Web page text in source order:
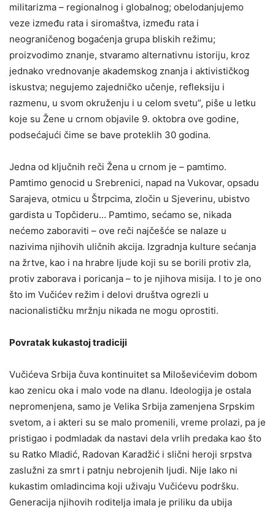
militarizma – regionalnog i globalnog; obelodanjujemo
veze između rata i siromaštva, između rata i
neograničenog bogaćenja grupa bliskih režimu;
proizvodimo znanje, stvaramo alternativnu istoriju, kroz
jednako vrednovanje akademskog znanja i aktivističkog
iskustva; negujemo zajedničko učenje, refleksiju i
razmenu, u svom okruženju i u celom svetu”, piše u letku
koje su Žene u crnom objavile 9. oktobra ove godine,
podsećajući čime se bave proteklih 30 godina.
Jedna od ključnih reči Žena u crnom je – pamtimo.
Pamtimo genocid u Srebrenici, napad na Vukovar, opsadu
Sarajeva, otmicu u Štrpcima, zločin u Sjeverinu, ubistvo
gardista u Topčideru… Pamtimo, sećamo se, nikada
nećemo zaboraviti – ove reči najčešće se nalaze u
nazivima njihovih uličnih akcija. Izgradnja kulture sećanja
na žrtve, kao i na hrabre ljude koji su se borili protiv zla,
protiv zaborava i poricanja – to je njihova misija. I to je ono
što im Vučićev režim i delovi društva ogrezli u
nacionalističku mržnju nikada ne mogu oprostiti.
Povratak kukastoj tradiciji
Vučićeva Srbija čuva kontinuitet sa Miloševićevim dobom
kao zenicu oka i malo vode na dlanu. Ideologija je ostala
nepromenjena, samo je Velika Srbija zamenjena Srpskim
svetom, a i akteri su se malo promenili, vreme prolazi, pa je
pristigao i podmladak da nastavi dela vrlih predaka kao što
su Ratko Mladić, Radovan Karadžić i slični heroji srpstva
zaslužni za smrt i patnju nebrojenih ljudi. Nije lako ni
kukastim omladincima koji uživaju Vučićevu podršku.
Generacija njihovih roditelja imala je priliku da ubija